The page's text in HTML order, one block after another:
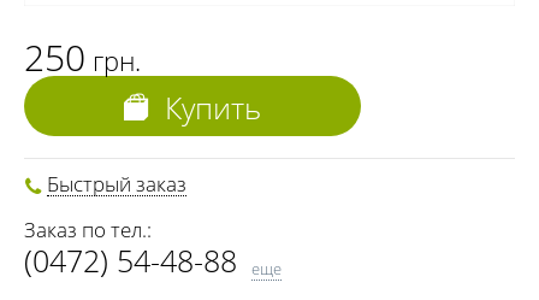
250 грн.
Купить
Быстрый заказ
Заказ по тел.:
(0472) 54-48-88
еще